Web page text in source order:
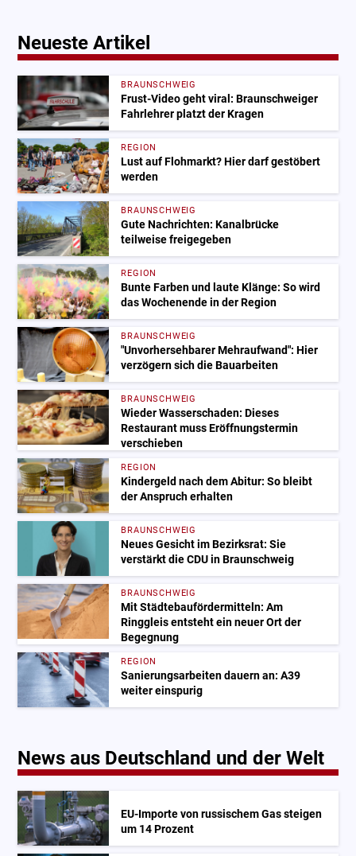
Neueste Artikel
BRAUNSCHWEIG
Frust-Video geht viral: Braunschweiger
Fahrlehrer platzt der Kragen
REGION
Lust auf Flohmarkt? Hier darf gestöbert
werden
BRAUNSCHWEIG
Gute Nachrichten: Kanalbrücke
teilweise freigegeben
REGION
Bunte Farben und laute Klänge: So wird
das Wochenende in der Region
BRAUNSCHWEIG
"Unvorhersehbarer Mehraufwand": Hier
verzögern sich die Bauarbeiten
BRAUNSCHWEIG
Wieder Wasserschaden: Dieses
Restaurant muss Eröffnungstermin
verschieben
REGION
Kindergeld nach dem Abitur: So bleibt
der Anspruch erhalten
BRAUNSCHWEIG
Neues Gesicht im Bezirksrat: Sie
verstärkt die CDU in Braunschweig
BRAUNSCHWEIG
Mit Städtebaufördermitteln: Am
Ringgleis entsteht ein neuer Ort der
Begegnung
REGION
Sanierungsarbeiten dauern an: A39
weiter einspurig
News aus Deutschland und der Welt
EU-Importe von russischem Gas steigen
um 14 Prozent